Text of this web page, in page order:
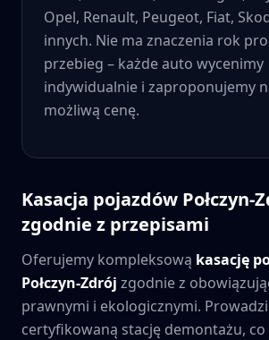
Opel, Renault, Peugeot, Fiat,
innych. Nie ma znaczenia rok
przebieg – każde auto wycenimy
indywidualnie i zaproponujemy
możliwą cenę.
Kasacja pojazdów Połczyn-
zgodnie z przepisami
Oferujemy kompleksową kasację
Połczyn-Zdrój zgodnie z
prawnymi i ekologicznymi.
certyfikowaną stację demontażu, co